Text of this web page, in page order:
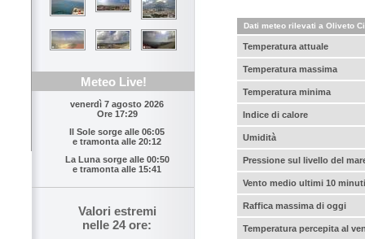
Meteo Live!
venerdì 7 agosto 2026
Ore 17:29
Il Sole sorge alle 06:05
e tramonta alle 20:12
La Luna sorge alle 00:50
e tramonta alle 15:41
Valori estremi
nelle 24 ore:
Dati meteo rilevati a Oliveto
Temperatura attuale
Temperatura massima
Temperatura minima
Indice di calore
Umidità
Pressione sul livello del
Vento medio ultimi 10 minuti
Raffica massima di oggi
Temperatura percepita al